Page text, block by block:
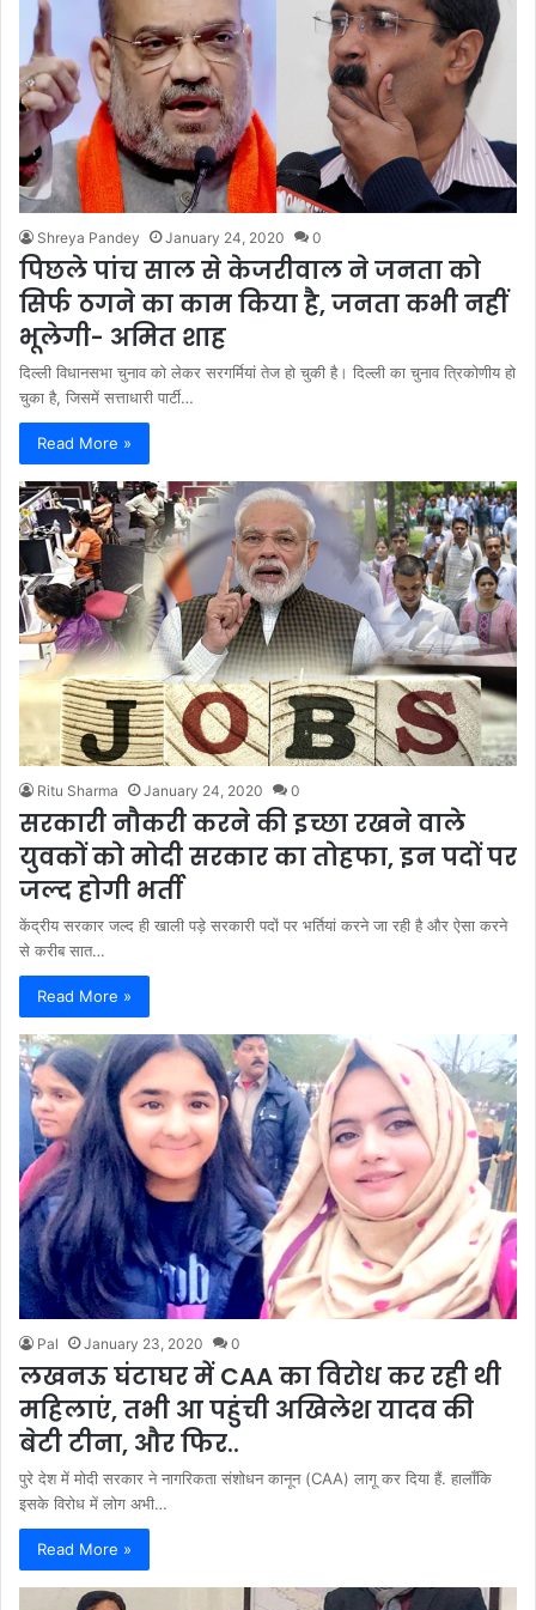
Shreya Pandey January 24, 2020 0
पिछले पांच साल से केजरीवाल ने जनता को
सिर्फ ठगने का काम किया है, जनता कभी नहीं
भूलेगी- अमित शाह
दिल्ली विधानसभा चुनाव को लेकर सरगर्मियां तेज हो चुकी है। दिल्ली का चुनाव त्रिकोणीय हो
चुका है, जिसमें सत्ताधारी पार्टी…
Read More »
Ritu Sharma January 24, 2020 0
सरकारी नौकरी करने की इच्छा रखने वाले
युवकों को मोदी सरकार का तोहफा, इन पदों पर
जल्द होगी भर्ती
केंद्रीय सरकार जल्द ही खाली पड़े सरकारी पदों पर भर्तियां करने जा रही है और ऐसा करने
से करीब सात…
Read More »
Pal January 23, 2020 0
लखनऊ घंटाघर में CAA का विरोध कर रही थी
महिलाएं, तभी आ पहुंची अखिलेश यादव की
बेटी टीना, और फिर..
पुरे देश में मोदी सरकार ने नागरिकता संशोधन कानून (CAA) लागू कर दिया हैं. हालाँकि
इसके विरोध में लोग अभी…
Read More »